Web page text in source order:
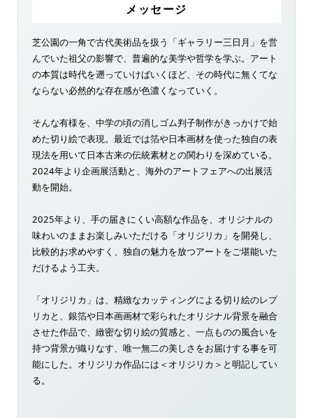
メッセージ
芝公園の一角で古代美術品を扱う「ギャラリー三日月」を営
んでいた祖父の影響で、普遍的な美学や哲学を学ぶ。アート
の本質は時代を遡っていけばいくほど、その時代に無くてな
ならない必然的な存在感が色濃くなっていく。
そんな有様を、中学の頃の消しゴム判子制作がきっかけで始
めた切り絵で表現。最近では箔や日本画材を使った独自の表
現法を用いて日本古来の伝統素材との関わりを深めている。
2024年より企画展活動と、海外のアートフェアへの出展活
動を開始。
2025年より、手の届きにくい高額な作品を、オリジナルの
味わいのままお楽しみいただける「オリジリカ」を開発し、
比較的お求めやすく、独自の魅力を放つアートをご堪能いた
だけるよう工夫。
「オリジリカ」は、精緻なカッティングによる切り絵のレプ
リカと、銀箔や日本画画材で彩られたオリジナル背景を融合
させた作品で、緻密な切り絵の質感と、一点ものの風合いを
持つ背景が織りなす、唯一無二の美しさをお届けする事を可
能にした。オリジリカ作品には＜オリジリカ＞と明記してい
る。